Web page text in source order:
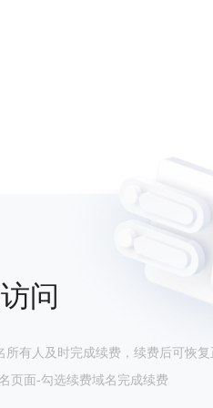
问
有人及时完成续费，续费后可恢复
页面-勾选续费域名完成续费